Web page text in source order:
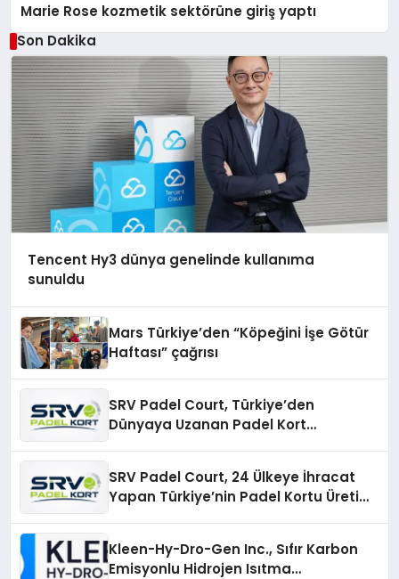
Marie Rose kozmetik sektörüne giriş yaptı
Son Dakika
Tencent Hy3 dünya genelinde kullanıma
sunuldu
Mars Türkiye’den “Köpeğini İşe Götür
Haftası” çağrısı
SRV Padel Court, Türkiye’den
Dünyaya Uzanan Padel Kort
SRV Padel Court, 24 Ülkeye İhracat
Yapan Türkiye’nin Padel Kortu Üretim
Kleen-Hy-Dro-Gen Inc., Sıfır Karbon
Emisyonlu Hidrojen Isıtma